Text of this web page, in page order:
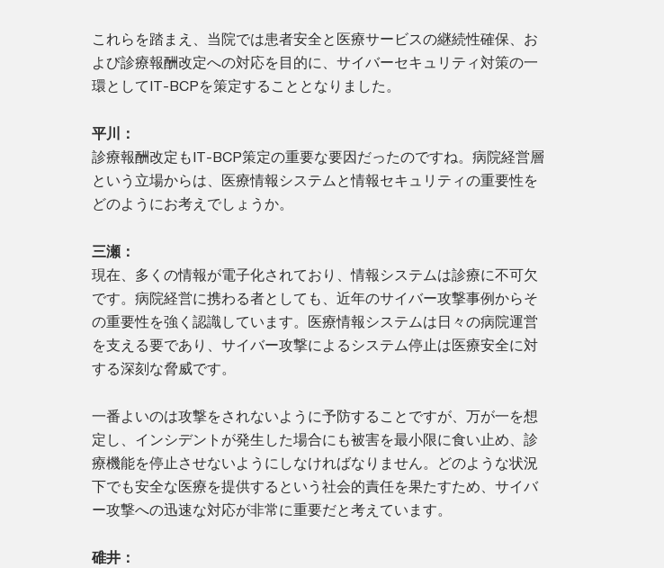
これらを踏まえ、当院では患者安全と医療サービスの継続性確保、お
よび診療報酬改定への対応を目的に、サイバーセキュリティ対策の一
環としてIT-BCPを策定することとなりました。
平川：
診療報酬改定もIT-BCP策定の重要な要因だったのですね。病院経営層
という立場からは、医療情報システムと情報セキュリティの重要性を
どのようにお考えでしょうか。
三瀬：
現在、多くの情報が電子化されており、情報システムは診療に不可欠
です。病院経営に携わる者としても、近年のサイバー攻撃事例からそ
の重要性を強く認識しています。医療情報システムは日々の病院運営
を支える要であり、サイバー攻撃によるシステム停止は医療安全に対
する深刻な脅威です。
一番よいのは攻撃をされないように予防することですが、万が一を想
定し、インシデントが発生した場合にも被害を最小限に食い止め、診
療機能を停止させないようにしなければなりません。どのような状況
下でも安全な医療を提供するという社会的責任を果たすため、サイバ
ー攻撃への迅速な対応が非常に重要だと考えています。
碓井：